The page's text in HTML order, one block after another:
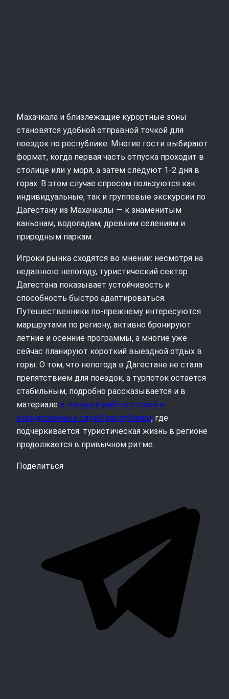
Махачкала и близлежащие курортные зоны
становятся удобной отправной точкой для
поездок по республике. Многие гости выбирают
формат, когда первая часть отпуска проходит в
столице или у моря, а затем следуют 1-2 дня в
горах. В этом случае спросом пользуются как
индивидуальные, так и групповые экскурсии по
Дагестану из Махачкалы — к знаменитым
каньонам, водопадам, древним селениям и
природным паркам.
Игроки рынка сходятся во мнении: несмотря на
недавнюю непогоду, туристический сектор
Дагестана показывает устойчивость и
способность быстро адаптироваться.
Путешественники по‑прежнему интересуются
маршрутами по региону, активно бронируют
летние и осенние программы, а многие уже
сейчас планируют короткий выездной отдых в
горы. О том, что непогода в Дагестане не стала
препятствием для поездок, а турпоток остается
стабильным, подробно рассказывается и в
материале о текущей работе отелей и
экскурсионных служб республики, где
подчеркивается: туристическая жизнь в регионе
продолжается в привычном ритме.
Поделиться